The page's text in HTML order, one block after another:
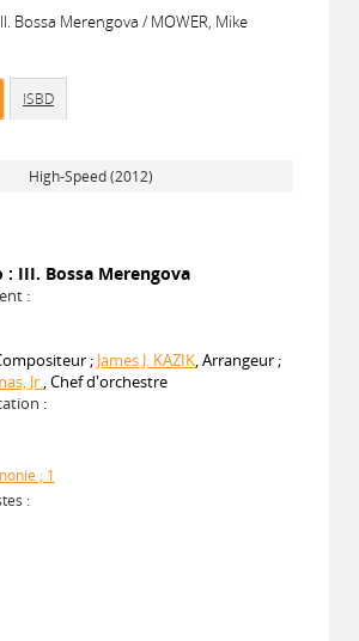
Bossa Merengova / MOWER, Mike
ISBD
High-Speed (2012)
: III. Bossa Merengova
:
; James J. KAZIK, Arrangeur ;
Jr., Chef d'orchestre
:
; 1
: